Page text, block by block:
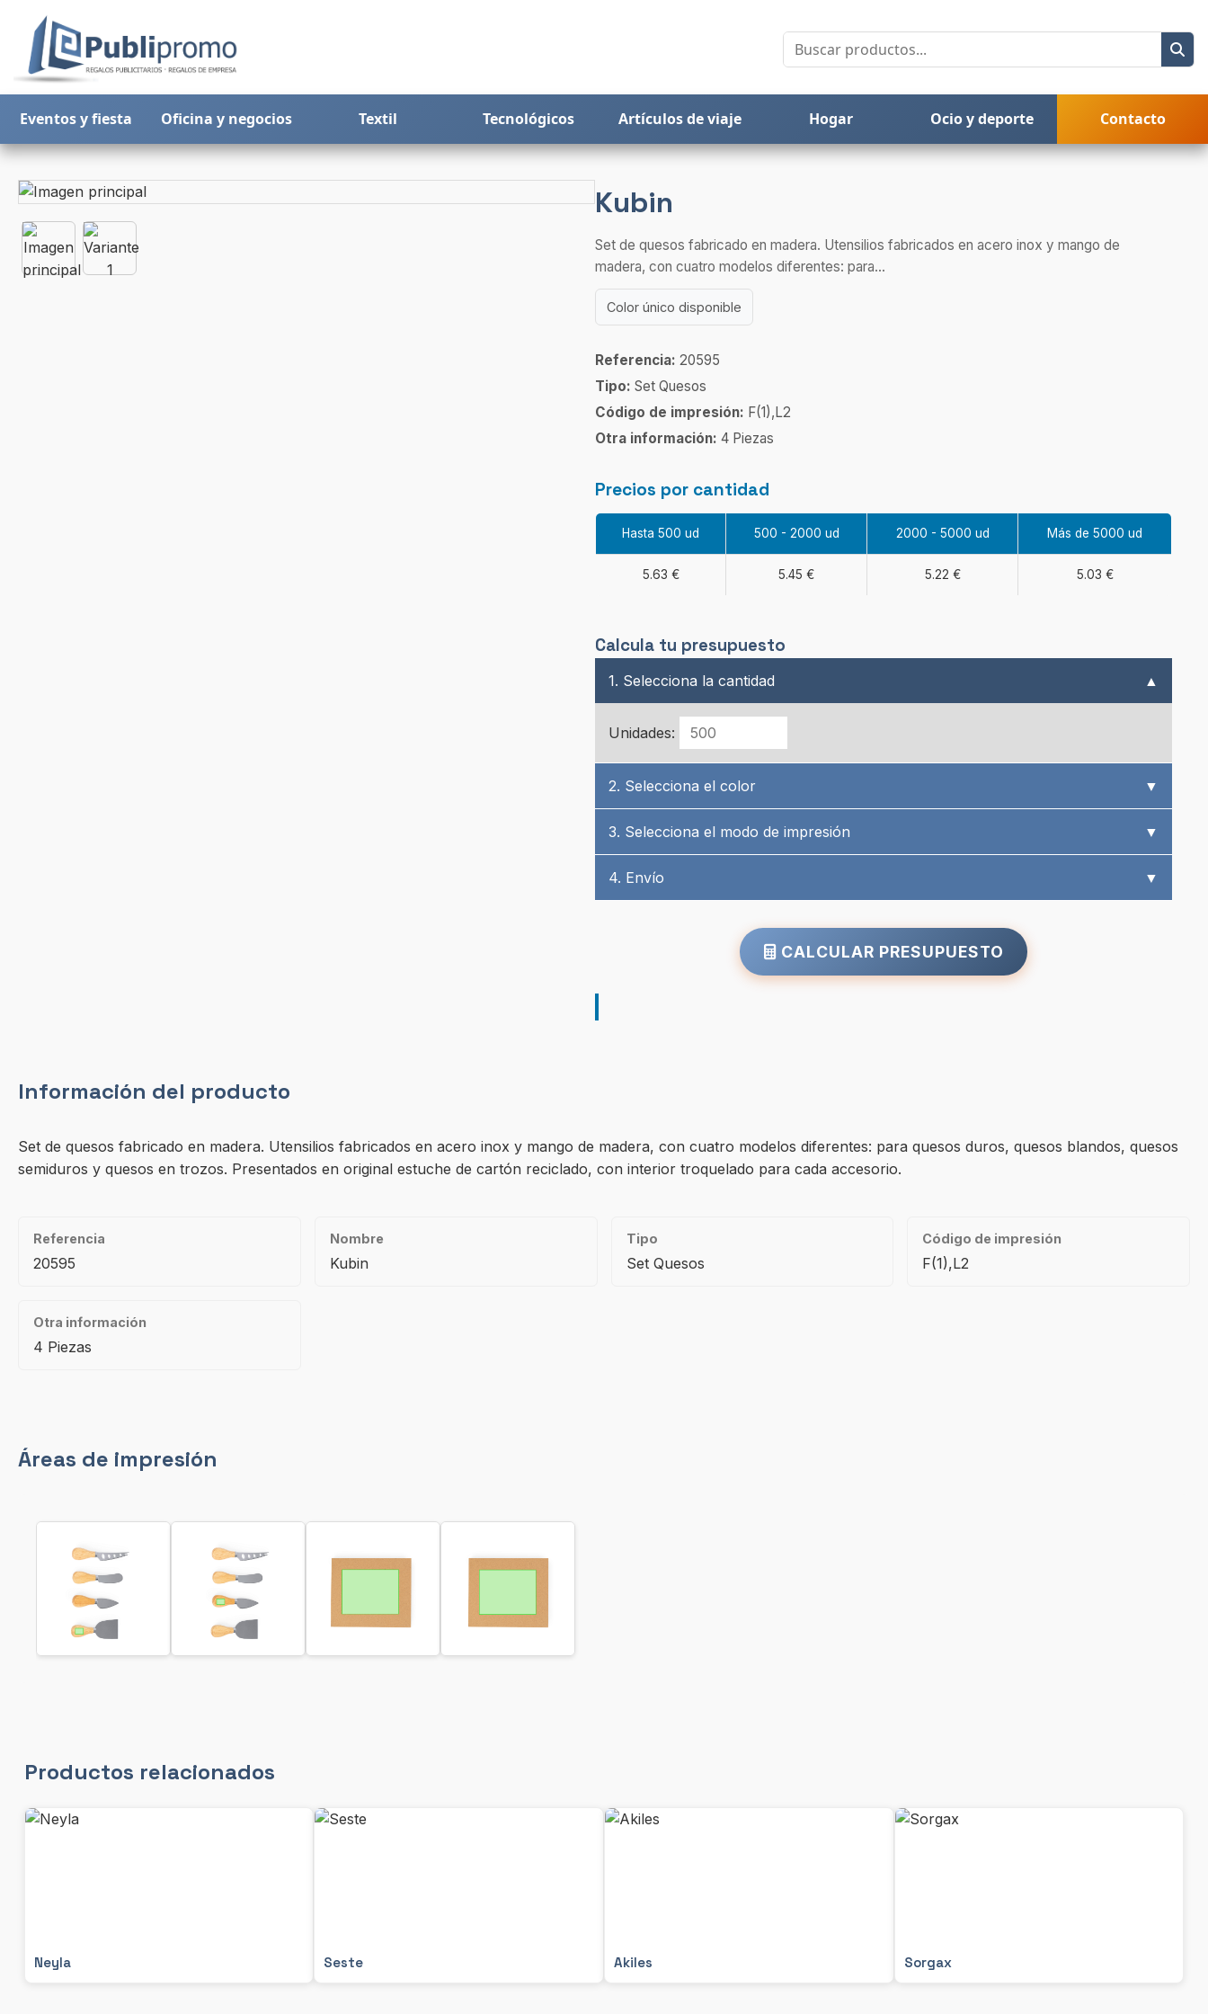
Eventos y fiesta Oficina y negocios Textil Tecnológicos Artículos de viaje Hogar Ocio y deporte Contacto
Kubin
Set de quesos fabricado en madera. Utensilios fabricados en acero inox y mango de
madera, con cuatro modelos diferentes: para...
Color único disponible
Referencia: 20595
Tipo: Set Quesos
Código de impresión: F(1),L2
Otra información: 4 Piezas
Precios por cantidad
Hasta 500 ud 500 - 2000 ud 2000 - 5000 ud Más de 5000 ud
5.63 € 5.45 € 5.22 € 5.03 €
Calcula tu presupuesto
1. Selecciona la cantidad ▲
Unidades:
2. Selecciona el color ▼
3. Selecciona el modo de impresión ▼
4. Envío ▼
CALCULAR PRESUPUESTO
Información del producto
Set de quesos fabricado en madera. Utensilios fabricados en acero inox y mango de madera, con cuatro modelos diferentes: para quesos duros, quesos blandos, quesos
semiduros y quesos en trozos. Presentados en original estuche de cartón reciclado, con interior troquelado para cada accesorio.
Referencia
20595
Nombre
Kubin
Tipo
Set Quesos
Código de impresión
F(1),L2
Otra información
4 Piezas
Áreas de impresión
Productos relacionados
Neyla Seste Akiles Sorgax